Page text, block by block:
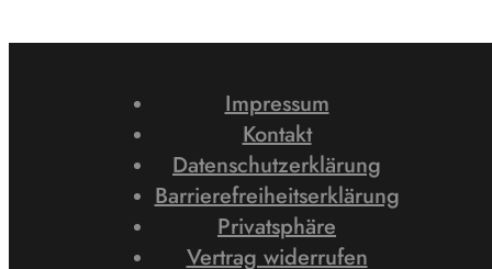
Impressum
Kontakt
Datenschutzerklärung
Barrierefreiheitserklärung
Privatsphäre
Vertrag widerrufen